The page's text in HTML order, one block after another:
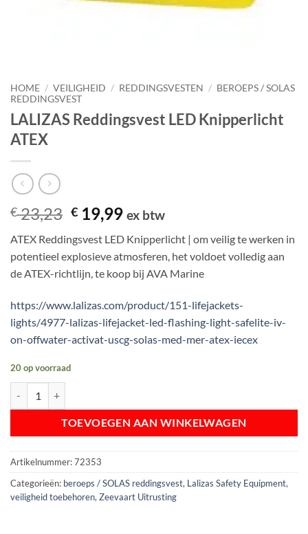
HOME / VEILIGHEID / REDDINGSVESTEN / BEROEPS / SOLAS
REDDINGSVEST
LALIZAS Reddingsvest LED Knipperlicht
ATEX
€23,23 Oorspronkelijke
prijs
was:
€ 23,23.
€ 19,99Huidige
is:
€ 19,99.
ex btw
ATEX Reddingsvest LED Knipperlicht | om veilig te werken in
potentieel explosieve atmosferen, het voldoet volledig aan
de ATEX-richtlijn, te koop bij AVA Marine
https://www.lalizas.com/product/151-lifejackets-
lights/4977-lalizas-lifejacket-led-flashing-light-safelite-iv-
on-offwater-activat-uscg-solas-med-mer-atex-iecex
20 op voorraad
TOEVOEGEN AAN WINKELWAGEN
Artikelnummer:72353
Categorieën: beroeps / SOLAS reddingsvest, Lalizas Safety Equipment,
veiligheid toebehoren, Zeevaart Uitrusting